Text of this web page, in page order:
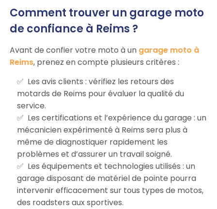
Comment trouver un garage moto
de confiance à Reims ?
Avant de confier votre moto à un garage moto à
Reims, prenez en compte plusieurs critères :
Les avis clients : vérifiez les retours des
motards de Reims pour évaluer la qualité du
service.
Les certifications et l’expérience du garage : un
mécanicien expérimenté à Reims sera plus à
même de diagnostiquer rapidement les
problèmes et d’assurer un travail soigné.
Les équipements et technologies utilisés : un
garage disposant de matériel de pointe pourra
intervenir efficacement sur tous types de motos,
des roadsters aux sportives.